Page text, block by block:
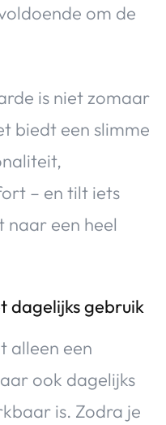
om de
is niet zomaar
biedt een slimme
– en tilt iets
naar een heel
dagelijks gebruik
alleen een
ook dagelijks
is. Zodra je